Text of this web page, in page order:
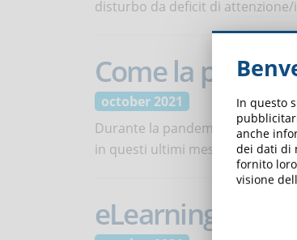
disturbo da deficit di
Come la
october 2021
Durante la pandemia,
in questi ultimi mesi?
eLearning e
In questo
anche
dei dati di
fornito
visione